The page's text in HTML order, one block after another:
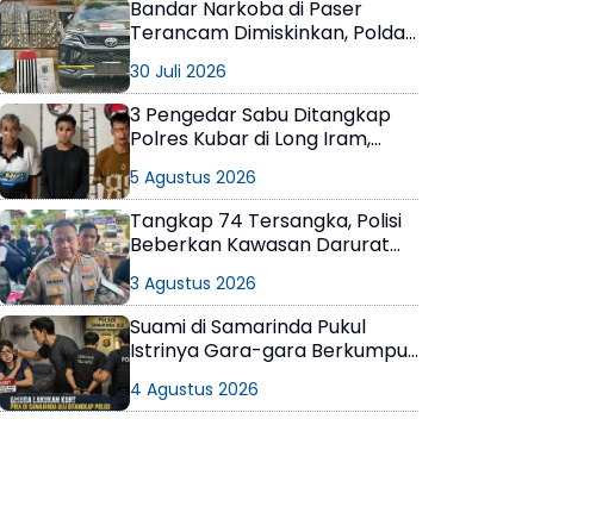
Bandar Narkoba di Paser
Terancam Dimiskinkan, Polda
Kebun Sawit 13 Hektare
30 Juli 2026
3 Pengedar Sabu Ditangkap
Polres Kubar di Long Iram,
5 Agustus 2026
Tangkap 74 Tersangka, Polisi
Beberkan Kawasan Darurat
3 Agustus 2026
Suami di Samarinda Pukul
Istrinya Gara-gara Berkumpul
4 Agustus 2026